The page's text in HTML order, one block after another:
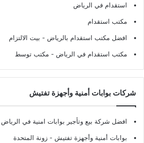
استقدام في الرياض
مكتب استقدام
افضل مكتب استقدام بالرياض - بيت الالتزام
مكتب استقدام في الرياض - مكتب توسط
شركات بوابات أمنية وأجهزة تفتيش
افضل شركة بيع وتأجير بوابات امنية في الرياض
بوابات أمنية وأجهزة تفتيش - زونة المتحدة